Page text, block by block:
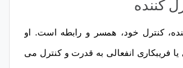
کننده
کنترل خود، همسر و رابطه است. او
یا فریبکاری انفعالی به قدرت و کنترل می